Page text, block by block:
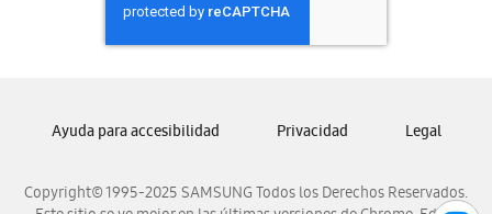
Samsung Nicaragua
Samsung Panamá
Samsung Venezuela
Copyright© 1995-2025 SAMSUNG Todos los Derechos Reservados.
Ayuda para accesibilidad Privacidad Legal